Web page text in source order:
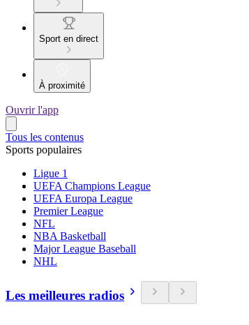
Sport en direct
À proximité
Ouvrir l'app
Tous les contenus
Sports populaires
Ligue 1
UEFA Champions League
UEFA Europa League
Premier League
NFL
NBA Basketball
Major League Baseball
NHL
Les meilleures radios